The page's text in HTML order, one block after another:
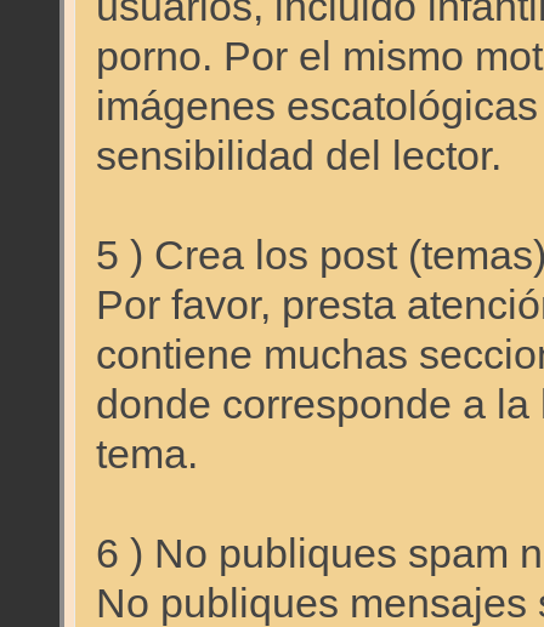
porno. Por el mismo
imágenes
sensibilidad del lector.
5 ) Crea los post
Por favor, presta
contiene muchas
donde corresponde a
tema.
6 ) No publiques spam
No publiques